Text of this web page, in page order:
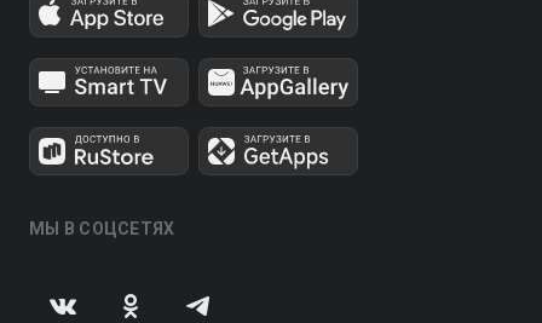
МЫ В СОЦСЕТЯХ